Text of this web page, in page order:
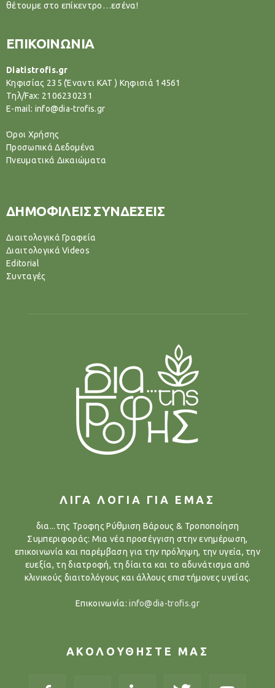
θέτουμε στο επίκεντρο…εσένα!
ΕΠΙΚΟΙΝΩΝΙΑ
Diatistrofis.gr
Κηφισίας 235 (Έναντι ΚΑΤ ) Κηφισιά 14561
Tηλ/Fax: 2106230231
E-mail: info@dia-trofis.gr
Όροι Χρήσης
Προσωπικά Δεδομένα
Πνευματικά Δικαιώματα
ΔΗΜΟΦΙΛΕΙΣ ΣΥΝΔΕΣΕΙΣ
Διαιτολογικά Γραφεία
Διαιτολογικά Videos
Editorial
Συνταγές
ΛΙΓΑ ΛΟΓΙΑ ΓΙΑ ΕΜΑΣ
δια...της Τροφης Ρύθμιση Βάρους & Τροποποίηση
Συμπεριφοράς: Μια νέα προσέγγιση στην ενημέρωση,
επικοινωνία και παρέμβαση για την πρόληψη, την υγεία, την
ευεξία, τη διατροφή, τη δίαιτα και το αδυνάτισμα από
κλινικούς διαιτολόγους και άλλους επιστήμονες υγείας.
Επικοινωνία:info@dia-trofis.gr
ΑΚΟΛΟΥΘΗΣΤΕ ΜΑΣ